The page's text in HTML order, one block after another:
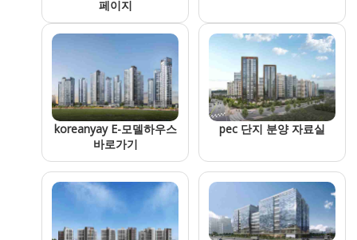
페이지
koreanyay E-모델하우스
바로가기
pec 단지 분양 자료실